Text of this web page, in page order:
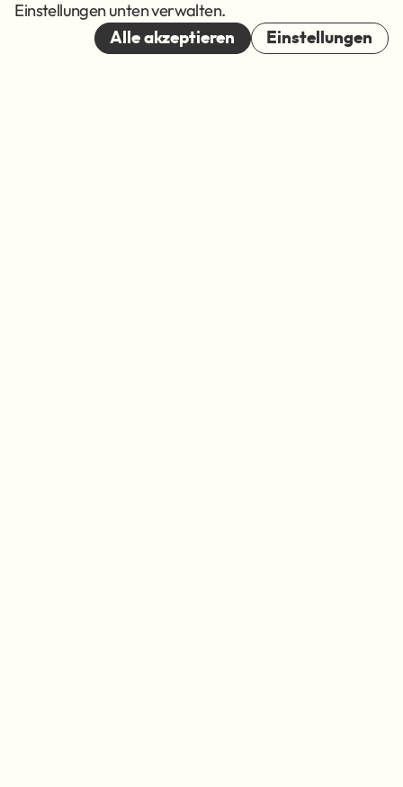
© 2026
Einstellungen unten verwalten.
Alle akzeptieren Einstellungen